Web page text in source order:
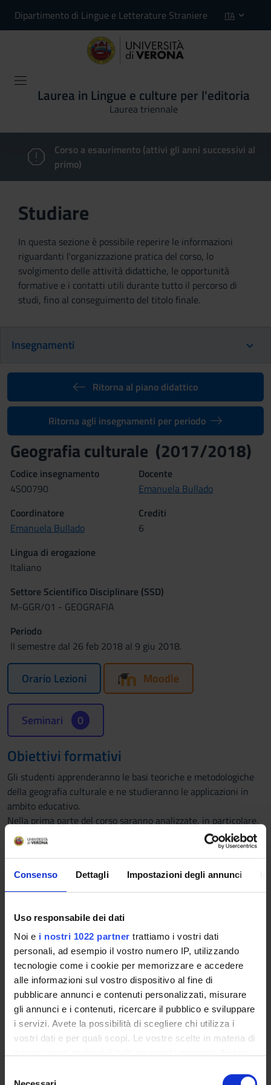
Consenso Dettagli Impostazioni degli annunci
Uso responsabile dei dati
Noi e i nostri 1022 partner trattiamo i vostri dati
personali, ad esempio il vostro numero IP, utilizzando
tecnologie come i cookie per memorizzare e accedere
alle informazioni sul vostro dispositivo al fine di
pubblicare annunci e contenuti personalizzati, misurare
gli annunci e i contenuti, ricercare il pubblico e sviluppare
i servizi. Avete la possibilità di scegliere chi utilizza i
vostri dati e per quali scopi. Le vostre scelte in materia di
modificare o revocare il proprio consenso in qualsiasi
Dipartimento di Lingue e Letterature Straniere ITA
Laurea in Lingue e culture per l'editoria
Laurea triennale
Corso a esaurimento (attivi gli anni successivi al
primo)
Studiare
In questa sezione è possibile reperire le informazioni
riguardanti l'organizzazione pratica del corso, lo
svolgimento delle attività didattiche, le opportunità
formative e i contatti utili durante tutto il percorso di
studi, fino al conseguimento del titolo finale.
Insegnamenti
Ritorna al piano didattico
Ritorna agli insegnamenti per periodo
Geografia culturale (2017/2018)
Codice insegnamento
4S00790
Docente
Emanuela Bullado
Coordinatore
Emanuela Bullado
Crediti
6
Lingua di erogazione
Italiano
Settore Scientifico Disciplinare (SSD)
M-GGR/01 - GEOGRAFIA
Periodo
II semestre dal 26 feb 2018 al 9 giu 2018.
Orario Lezioni Moodle
Seminari 0
Obiettivi formativi
Gli studenti apprenderanno le basi teoriche e metodologiche
della geografia culturale e ne studieranno le applicazioni in
ambito educativo.
Nella prima parte del corso saranno analizzate, in particolare,
le trasformazioni sociali dello spazio urbano alla luce degli
assetti e dei cambiamenti in atto negli scenari geo-economici
La seconda parte si focalizzerà invece sulle tematiche
dell’ambiente, del patrimonio culturale e sulle loro potenzialità
Particolare attenzione sarà rivolta all’analisi del ruolo che i
fattori geografico-culturali giocano nella formazione delle
narrazioni e dei prodotti editoriali.
Programma
Introduzione alla geografia umana
I riferimenti teorici della geografia culturale
Le ricerca empirica: metodi qualitativi e quantitativi
Le diseguaglianze socio-spaziali alla scala urbana
Analisi di casi studio: la segregazione sociale ed etnica in città